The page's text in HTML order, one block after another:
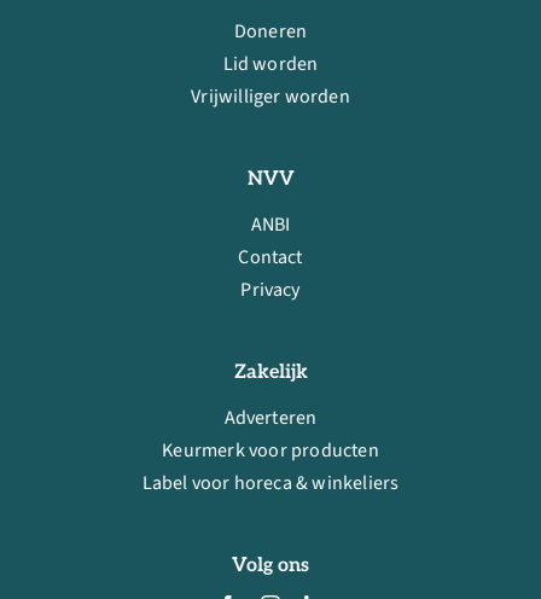
Doneren
Lid worden
Vrijwilliger worden
NVV
ANBI
Contact
Privacy
Zakelijk
Adverteren
Keurmerk voor producten
Label voor horeca & winkeliers
Volg ons